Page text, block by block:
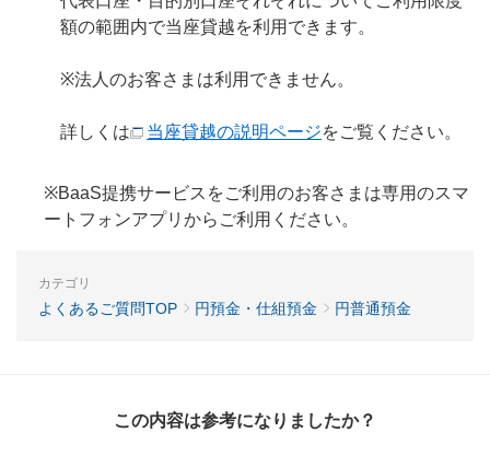
額の範囲内で当座貸越を利用できます。
※法人のお客さまは利用できません。
詳しくは 当座貸越の説明ページをご覧ください。
※BaaS提携サービスをご利用のお客さまは専用のスマ
ートフォンアプリからご利用ください。
カテゴリ
よくあるご質問TOP 円預金・仕組預金 円普通預金
この内容は参考になりましたか？